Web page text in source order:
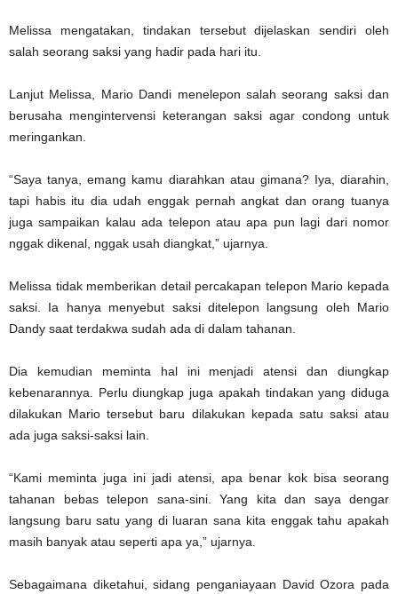
Melissa mengatakan, tindakan tersebut dijelaskan sendiri oleh
salah seorang saksi yang hadir pada hari itu.
Lanjut Melissa, Mario Dandi menelepon salah seorang saksi dan
berusaha mengintervensi keterangan saksi agar condong untuk
meringankan.
“Saya tanya, emang kamu diarahkan atau gimana? Iya, diarahin,
tapi habis itu dia udah enggak pernah angkat dan orang tuanya
juga sampaikan kalau ada telepon atau apa pun lagi dari nomor
nggak dikenal, nggak usah diangkat,” ujarnya.
Melissa tidak memberikan detail percakapan telepon Mario kepada
saksi. Ia hanya menyebut saksi ditelepon langsung oleh Mario
Dandy saat terdakwa sudah ada di dalam tahanan.
Dia kemudian meminta hal ini menjadi atensi dan diungkap
kebenarannya. Perlu diungkap juga apakah tindakan yang diduga
dilakukan Mario tersebut baru dilakukan kepada satu saksi atau
ada juga saksi-saksi lain.
“Kami meminta juga ini jadi atensi, apa benar kok bisa seorang
tahanan bebas telepon sana-sini. Yang kita dan saya dengar
langsung baru satu yang di luaran sana kita enggak tahu apakah
masih banyak atau seperti apa ya,” ujarnya.
Sebagaimana diketahui, sidang penganiayaan David Ozora pada